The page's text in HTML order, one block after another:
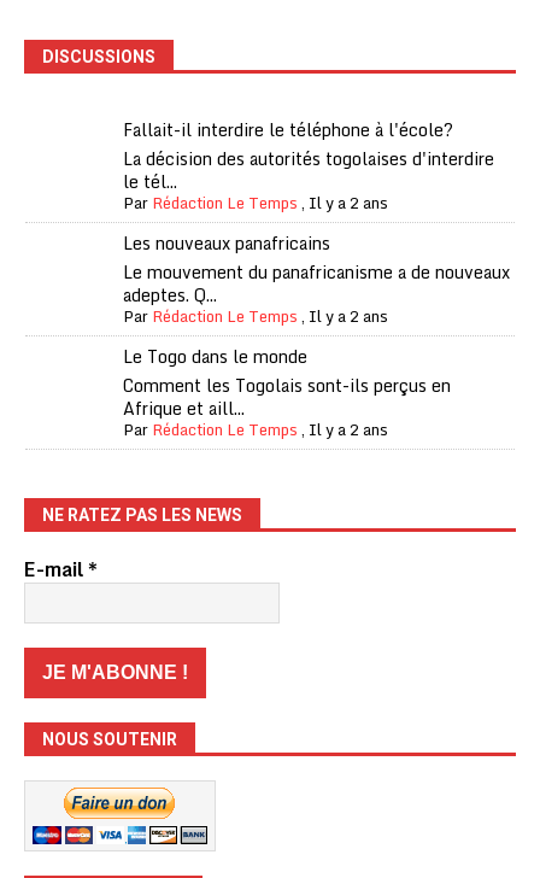
DISCUSSIONS
Fallait-il interdire le téléphone à l'école?
La décision des autorités togolaises d'interdire
le tél...
ParRédaction Le Temps, Il y a 2 ans
Les nouveaux panafricains
Le mouvement du panafricanisme a de nouveaux
adeptes. Q...
ParRédaction Le Temps, Il y a 2 ans
Le Togo dans le monde
Comment les Togolais sont-ils perçus en
Afrique et aill...
ParRédaction Le Temps, Il y a 2 ans
NE RATEZ PAS LES NEWS
E-mail*
NOUS SOUTENIR